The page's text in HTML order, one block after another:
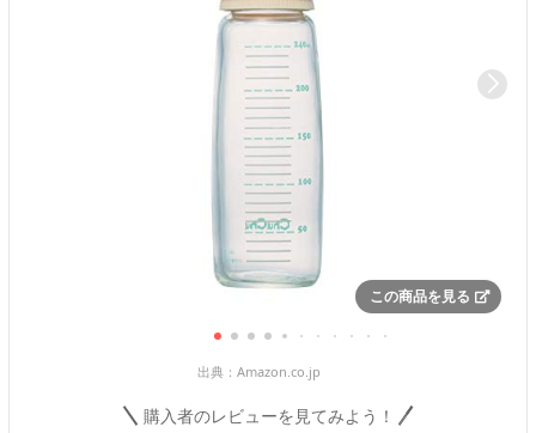
この商品を見る
出典： Amazon.co.jp
購入者のレビューを見てみよう！